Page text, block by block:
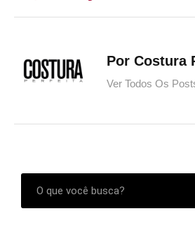
Por Costura
Ver Todos Os